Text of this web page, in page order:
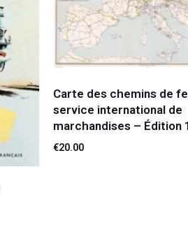
Carte des chemins de
service international de
marchandises – Édition
€20.00